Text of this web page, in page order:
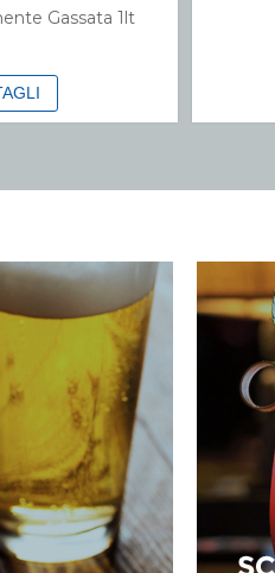
Gassata 1lt